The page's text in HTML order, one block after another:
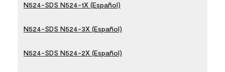
N524-SDS N524-1X (Español)
N524-SDS N524-3X (Español)
N524-SDS N524-2X (Español)